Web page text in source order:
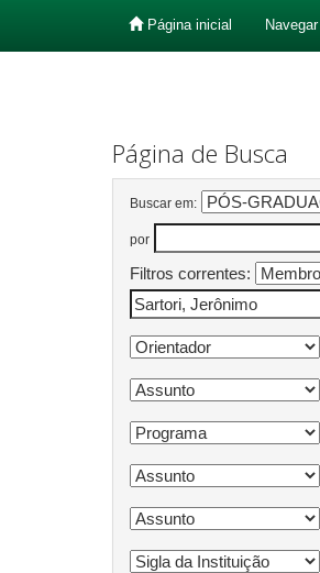
Página inicial Navegar
Página de Busca
Buscar em:
por
Filtros correntes: